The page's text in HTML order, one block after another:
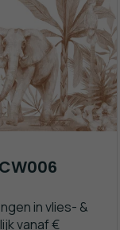
in vlies- &
vanaf €